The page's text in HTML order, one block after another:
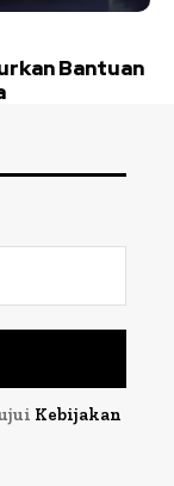
Bantuan
Kebijakan